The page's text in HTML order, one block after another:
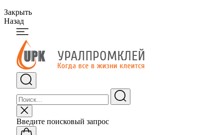
Закрыть
Назад
Введите поисковый запрос